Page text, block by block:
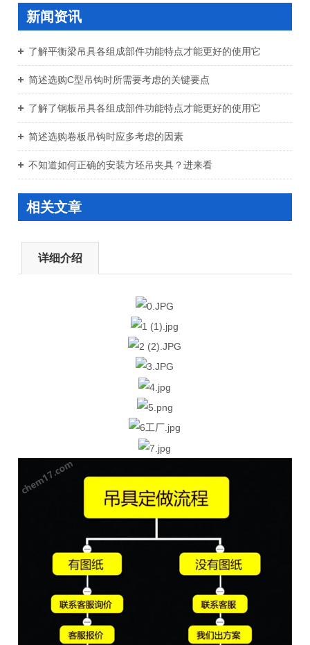
新闻资讯
了解平衡梁吊具各组成部件功能特点才能更好的使用它
简述选购C型吊钩时所需要考虑的关键要点
了解了钢板吊具各组成部件功能特点才能更好的使用它
简述选购卷板吊钩时应多考虑的因素
不知道如何正确的安装方坯吊夹具？进来看
相关文章
详细介绍